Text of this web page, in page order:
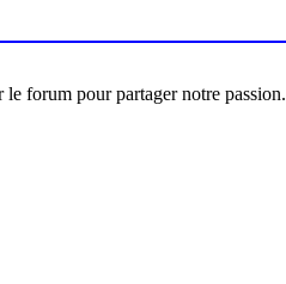
forum pour partager notre passion.